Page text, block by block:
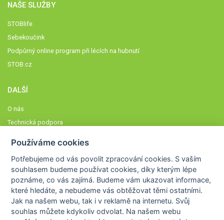
NAŠE SLUŽBY
STOBlife
Sebekoučink
Podpůrný online program při lécích na hubnutí
STOB.cz
DALŠÍ
O nás
Technická podpora
Členové STOBklubu
Zásady nakládání s osobními údaji
Otestujte se
Spočítejte si
Výzva 52
Používáme cookies
Potřebujeme od vás povolit zpracování cookies. S vaším
souhlasem budeme používat cookies, díky kterým lépe
poznáme,co vás zajímá. Budeme vám ukazovat informace,
které hledáte, a nebudeme vás obtěžovat těmi ostatními.
Jak na našem webu, tak i v reklamě na internetu. Svůj
souhlas můžete kdykoliv odvolat. Na našem webu